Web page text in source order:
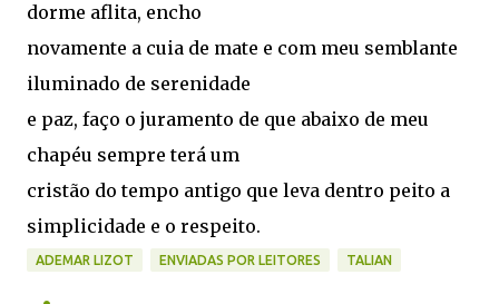
dorme aflita, encho
novamente a cuia de mate e com meu semblante
iluminado de serenidade
e paz, faço o juramento de que abaixo de meu
chapéu sempre terá um
cristão do tempo antigo que leva dentro peito a
simplicidade e o respeito.
ADEMAR LIZOT ENVIADAS POR LEITORES TALIAN